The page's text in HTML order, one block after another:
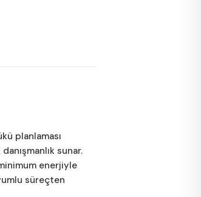
planlaması
sunar.
enerjiyle
süreçten